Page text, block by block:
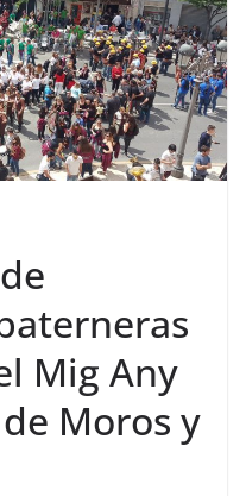
Mig Any
Moros y